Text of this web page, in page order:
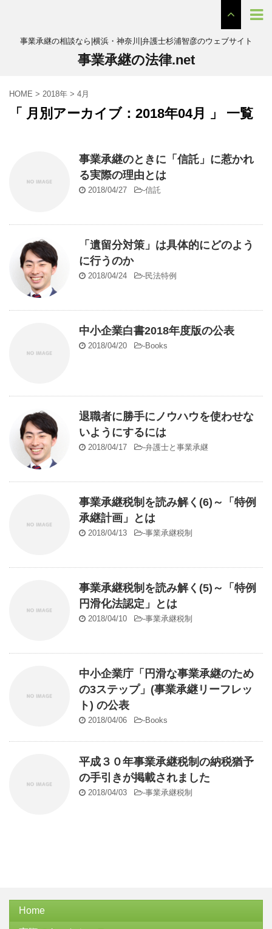
事業承継の相談なら|横浜・神奈川|弁護士杉浦智彦のウェブサイト
事業承継の法律.net
HOME > 2018年 > 4月
「 月別アーカイブ：2018年04月 」 一覧
事業承継のときに「信託」に惹かれ
る実際の理由とは
2018/04/27 -信託
「遺留分対策」は具体的にどのよう
に行うのか
2018/04/24 -民法特例
中小企業白書2018年度版の公表
2018/04/20 -Books
退職者に勝手にノウハウを使わせな
いようにするには
2018/04/17 -弁護士と事業承継
事業承継税制を読み解く(6)～「特例
承継計画」とは
2018/04/13 -事業承継税制
事業承継税制を読み解く(5)～「特例
円滑化法認定」とは
2018/04/10 -事業承継税制
中小企業庁「円滑な事業承継のため
の3ステップ」(事業承継リーフレッ
ト) の公表
2018/04/06 -Books
平成３０年事業承継税制の納税猶予
の手引きが掲載されました
2018/04/03 -事業承継税制
Home